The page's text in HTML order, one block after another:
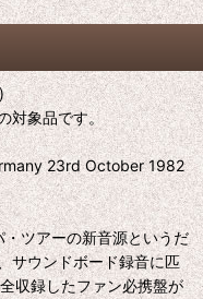
対象品です。
23rd October 1982
ツアーの新音源というだ
サウンドボード録音に匹
収録したファン必携盤が